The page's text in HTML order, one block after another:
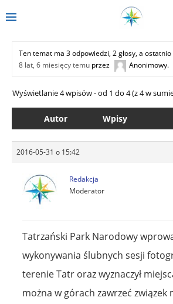
Ten temat ma 3 odpowiedzi, 2 głosy, a
8 lat, 6 miesięcy temu przez Anonimowy.
Wyświetlanie 4 wpisów - od 1 do 4 (z 4 w
Autor Wpisy
2016-05-31 o 15:42
Redakcja
Moderator
Tatrzański Park Narodowy
wykonywania ślubnych sesji
terenie Tatr oraz wyznaczył
można w górach zawrzeć związek